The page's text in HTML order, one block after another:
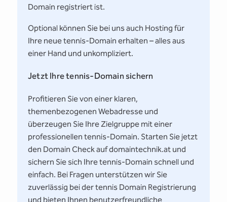
Domain registriert ist.
Optional können Sie bei uns auch Hosting für
Ihre neue tennis-Domain erhalten – alles aus
einer Hand und unkompliziert.
Jetzt Ihre tennis-Domain sichern
Profitieren Sie von einer klaren,
themenbezogenen Webadresse und
überzeugen Sie Ihre Zielgruppe mit einer
professionellen tennis-Domain. Starten Sie jetzt
den Domain Check auf domaintechnik.at und
sichern Sie sich Ihre tennis-Domain schnell und
einfach. Bei Fragen unterstützen wir Sie
zuverlässig bei der tennis Domain Registrierung
und bieten Ihnen benutzerfreundliche